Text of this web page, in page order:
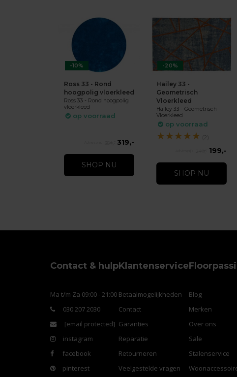
-10%
Ross 33 - Rond
hoogpolig vloerkleed
Ross 33 - Rond hoogpolig
vloerkleed
op voorraad
319,-
SHOP NU
-20%
Hailey 33 -
Geometrisch
Vloerkleed
Hailey 33 - Geometrisch
Vloerkleed
op voorraad
★★★★★ (2)
199,-
SHOP NU
Contact & hulp
Ma t/m Za 09:00 - 21:00
030 207 2030
[email protected]
instagram
facebook
pinterest
Klantenservice
Betaalmogelijkheden
Contact
Garanties
Reparatie
Retourneren
Veelgestelde vragen
Blog
Merken
Over ons
Sale
Stalenservice